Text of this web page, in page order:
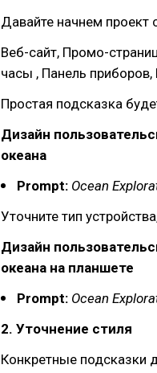
Давайте начнем проект
Веб-сайт, Промо-
часы , Панель приборов,
Простая подсказка
Дизайн
океана
Prompt: Ocean
Уточните тип
Дизайн
океана на планшете
Prompt: Ocean
2. Уточнение стиля
Конкретные подсказки